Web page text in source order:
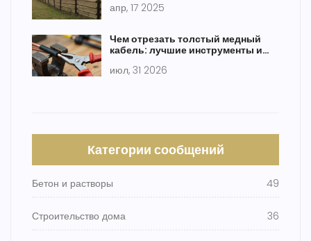
апр, 17 2025
Чем отрезать толстый медный
кабель: лучшие инструменты и
июл, 31 2026
Категории сообщений
Бетон и растворы 49
Строительство дома 36